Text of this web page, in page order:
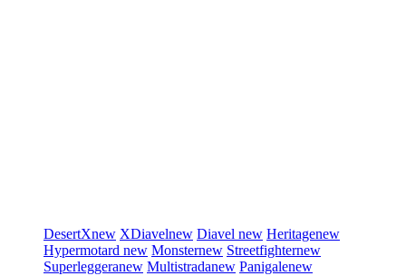
DesertXnew XDiavelnew Diavel new Heritagenew
Hypermotard new Monsternew Streetfighternew
Superleggeranew Multistradanew Panigalenew